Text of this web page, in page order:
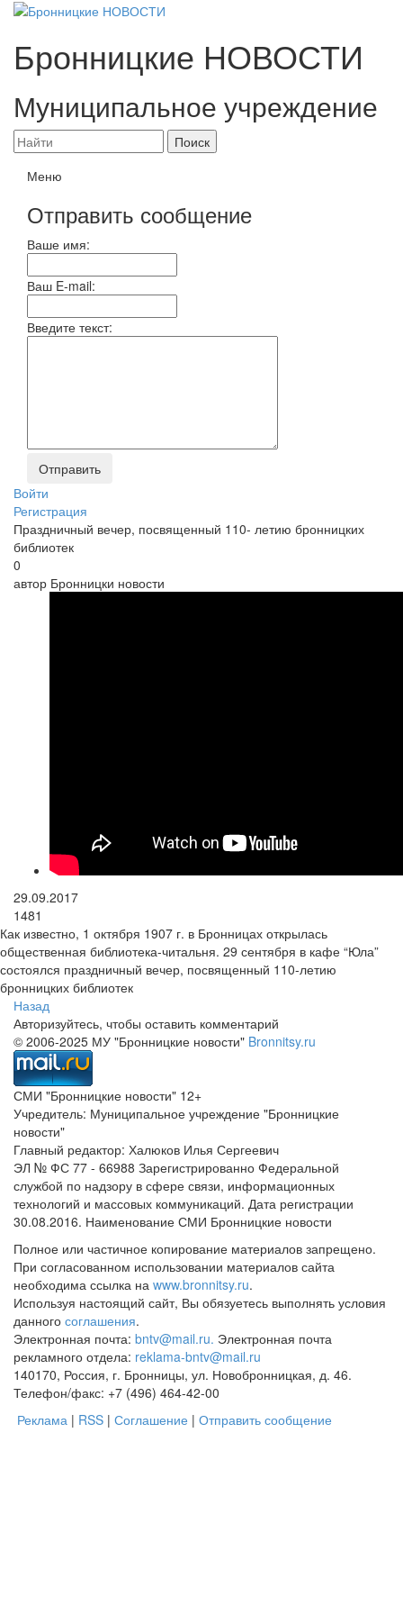
Бронницкие НОВОСТИ
Муниципальное учреждение
Меню
Отправить сообщение
Ваше имя:
Ваш E-mail:
Введите текст:
Войти
Регистрация
Праздничный вечер, посвященный 110- летию бронницких
библиотек
0
автор Бронницки новости
29.09.2017
1481
Как известно, 1 октября 1907 г. в Бронницах открылась
общественная библиотека-читальня. 29 сентября в кафе “Юла”
состоялся праздничный вечер, посвященный 110-летию
бронницких библиотек
Назад
Авторизуйтесь, чтобы оставить комментарий
© 2006-2025 МУ "Бронницкие новости" Bronnitsy.ru
СМИ "Бронницкие новости" 12+
Учредитель: Муниципальное учреждение "Бронницкие
новости"
Главный редактор: Халюков Илья Сергеевич
ЭЛ № ФС 77 - 66988 Зарегистрированно Федеральной
службой по надзору в сфере связи, информационных
технологий и массовых коммуникаций. Дата регистрации
30.08.2016. Наименование СМИ Бронницкие новости
Полное или частичное копирование материалов запрещено.
При согласованном использовании материалов сайта
необходима ссылка на www.bronnitsy.ru.
Используя настоящий сайт, Вы обязуетесь выполнять условия
данного соглашения.
Электронная почта: bntv@mail.ru. Электронная почта
рекламного отдела: reklama-bntv@mail.ru
140170, Россия, г. Бронницы, ул. Новобронницкая, д. 46.
Телефон/факс: +7 (496) 464-42-00
Реклама | RSS | Соглашение | Отправить сообщение